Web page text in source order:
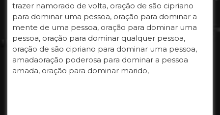
trazer namorado de volta, oração de são cipriano
para dominar uma pessoa, oração para dominar a
mente de uma pessoa, oração para dominar uma
pessoa, oração para dominar qualquer pessoa,
oração de são cipriano para dominar uma pessoa,
amadaoração poderosa para dominar a pessoa
amada, oração para dominar marido,